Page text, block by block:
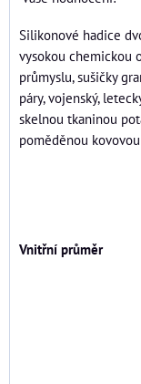
Silikonové hadice
vysokou chemickou
průmyslu, sušičky
páry, vojenský,
skelnou tkaninou
poměděnou
Vnitřní průměr